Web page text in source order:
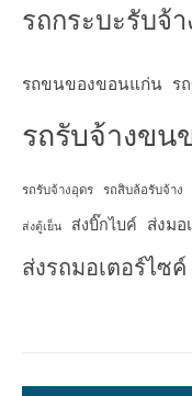
รถกระบะรับจ้า
รถขนของขอนแก่น ร
รถรับจ้างขน
รถรับจ้างอุดร รถสิบล้อรับจ้าง
ส่งตู้เย็น ส่งบิ๊กไบค์ ส่งมอ
ส่งรถมอเตอร์ไซค์